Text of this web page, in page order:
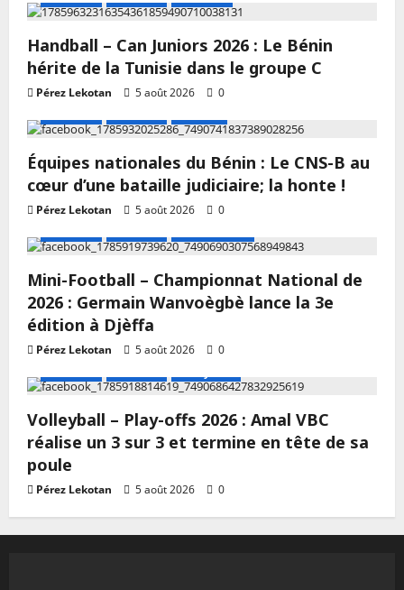
Handball – Can Juniors 2026 : Le Bénin
hérite de la Tunisie dans le groupe C
Pérez Lekotan 5 août 2026
0
Équipes nationales du Bénin : Le CNS-B au
cœur d’une bataille judiciaire; la honte !
Pérez Lekotan 5 août 2026
0
Mini-Football – Championnat National de
2026 : Germain Wanvoègbè lance la 3e
édition à Djèffa
Pérez Lekotan 5 août 2026
0
Volleyball – Play-offs 2026 : Amal VBC
réalise un 3 sur 3 et termine en tête de sa
poule
Pérez Lekotan 5 août 2026 0